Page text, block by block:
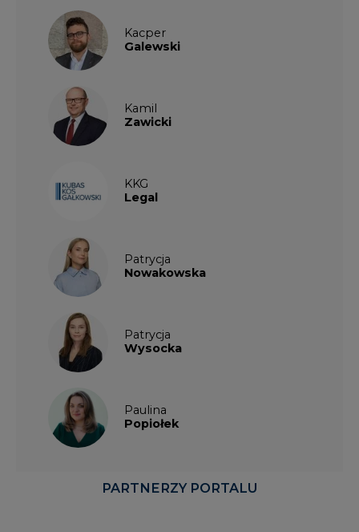
Kacper
Galewski
Kamil
Zawicki
KKG
Legal
Patrycja
Nowakowska
Patrycja
Wysocka
Paulina
Popiołek
PARTNERZY PORTALU